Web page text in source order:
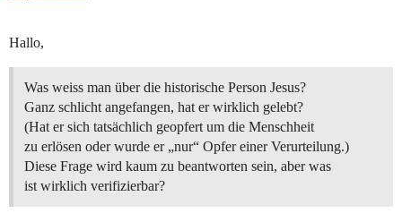
Hallo,
Was weiss man über die historische Person Jesus?
Ganz schlicht angefangen, hat er wirklich gelebt?
(Hat er sich tatsächlich geopfert um die Menschheit
zu erlösen oder wurde er „nur“ Opfer einer Verurteilung.)
Diese Frage wird kaum zu beantworten sein, aber was
ist wirklich verifizierbar?